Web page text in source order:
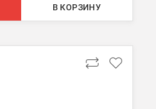
стоимость доставки до ТК 750 руб.
В КОРЗИНУ